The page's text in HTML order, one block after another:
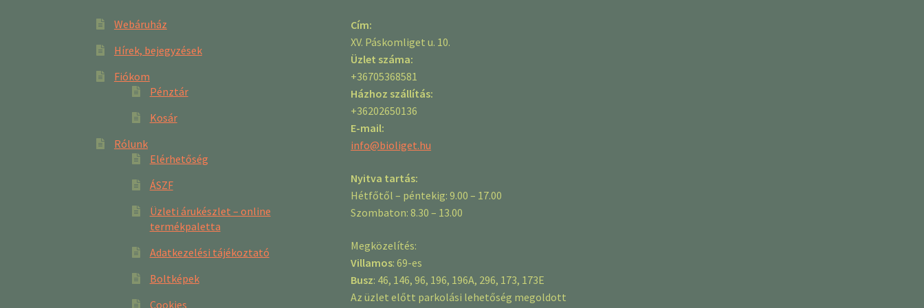
Webáruház
Hírek, bejegyzések
Fiókom
Pénztár
Kosár
Rólunk
Elérhetőség
ÁSZF
Üzleti árukészlet – online
termékpaletta
Adatkezelési tájékoztató
Boltképek
Cookies
Cím:
XV. Páskomliget u. 10.
Üzlet száma:
+36705368581
Házhoz szállítás:
+36202650136
E-mail:
info@bioliget.hu
Nyitva tartás:
Hétfőtől – péntekig: 9.00 – 17.00
Szombaton: 8.30 – 13.00
Megközelítés:
Villamos: 69-es
Busz: 46, 146, 96, 196, 196A, 296, 173, 173E
Az üzlet előtt parkolási lehetőség megoldott